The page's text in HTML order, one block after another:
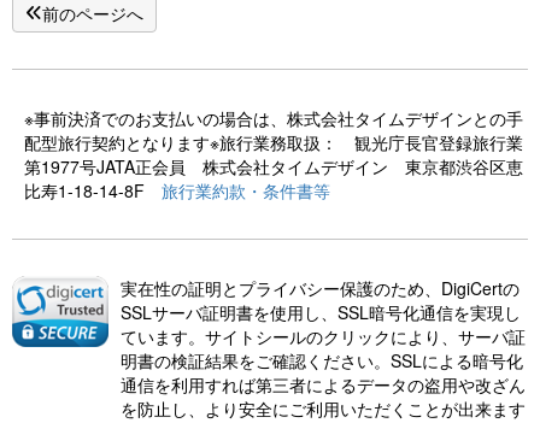
前のページへ
※事前決済でのお支払いの場合は、株式会社タイムデザインとの手
配型旅行契約となります※旅行業務取扱： 観光庁長官登録旅行業
第1977号JATA正会員 株式会社タイムデザイン 東京都渋谷区恵
比寿1-18-14-8F 旅行業約款・条件書等
実在性の証明とプライバシー保護のため、DigiCertの
SSLサーバ証明書を使用し、SSL暗号化通信を実現し
ています。サイトシールのクリックにより、サーバ証
明書の検証結果をご確認ください。SSLによる暗号化
通信を利用すれば第三者によるデータの盗用や改ざん
を防止し、より安全にご利用いただくことが出来ます